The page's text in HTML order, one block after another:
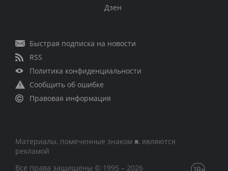
Дзен
Быстрая подписка на новости
RSS
Политика конфиденциальности
Сообщить об ошибке
Правовая информация
Материалы, помеченные знаком ■, являются
рекламой
Все права защищены © 1995 – 2026